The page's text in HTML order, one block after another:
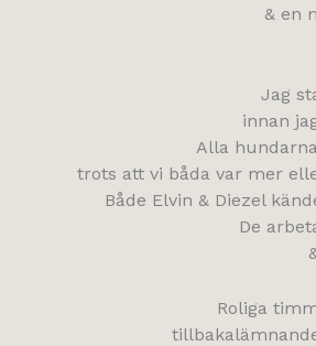
& en
Jag
innan
Alla
trots att vi båda var mer
Både Elvin & Diezel
De
Roliga